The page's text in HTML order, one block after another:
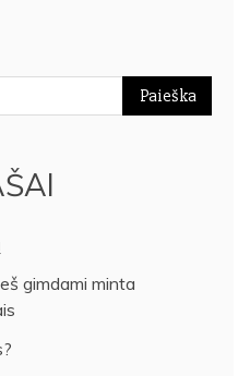
gimdami minta